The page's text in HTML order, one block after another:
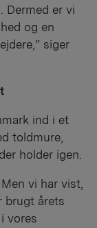
Dermed er vi
og en
siger
ind i et
toldmure,
holder igen.
vi har vist,
brugt årets
vores